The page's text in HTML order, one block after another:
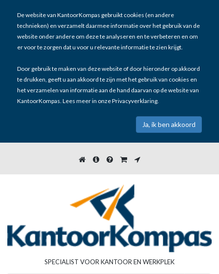
De website van KantoorKompas gebruikt cookies (en andere
technieken) en verzamelt daarmee informatie over het gebruik van de
website onder andere om deze te analyseren en te verbeteren en om
er voor te zorgen dat u voor u relevante informatie te zien krijgt.
Door gebruik te maken van deze website of door hieronder op akkoord
te drukken, geeft u aan akkoord te zijn met het gebruik van cookies en
het verzamelen van informatie aan de hand daarvan op de website van
KantoorKompas. Lees meer in onzePrivacyverklaring.
SPECIALIST VOOR KANTOOR EN WERKPLEK